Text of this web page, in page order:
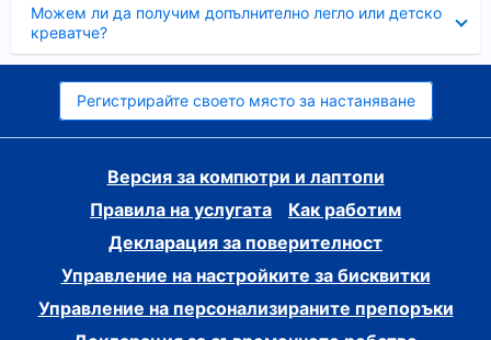
Можем ли да получим допълнително легло или детско
креватче?
Регистрирайте своето място за настаняване
Версия за компютри и лаптопи
Правила на услугата
Как работим
Декларация за поверителност
Управление на настройките за бисквитки
Управление на персонализираните препоръки